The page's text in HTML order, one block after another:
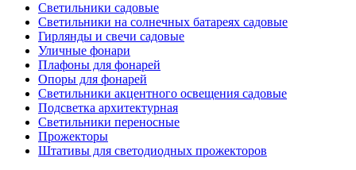
Светильники садовые
Светильники на солнечных батареях садовые
Гирлянды и свечи садовые
Уличные фонари
Плафоны для фонарей
Опоры для фонарей
Светильники акцентного освещения садовые
Подсветка архитектурная
Светильники переносные
Прожекторы
Штативы для светодиодных прожекторов